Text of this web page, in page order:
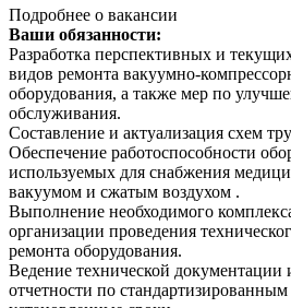
Подробнее о вакансии
Ваши обязанности:
Разработка перспективных и
видов ремонта вакуумно-
оборудования, а также мер по
обслуживания.
Составление и актуализация схем
Обеспечение работоспособности
используемых для снабжения
вакуумом и сжатым воздухом .
Выполнение необходимого
организации проведения
ремонта оборудования.
Ведение технической документации
отчетности по